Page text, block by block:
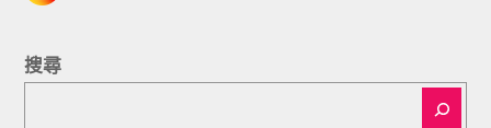
搜尋